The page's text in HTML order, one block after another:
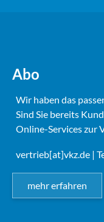
Abo
Wir haben das
Sind Sie bereits
Online-Services zur
vertrieb[at]vkz.de |
mehr erfahren